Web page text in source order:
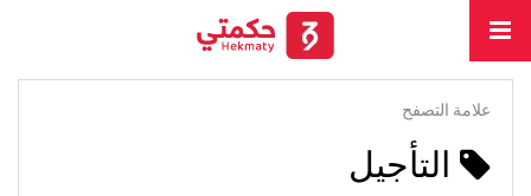
علامة التصفح
التأجيل